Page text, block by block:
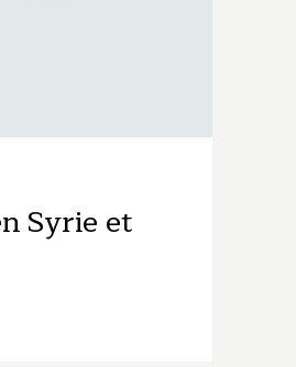
Syrie et